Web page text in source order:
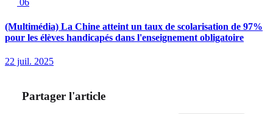
06
(Multimédia) La Chine atteint un taux de scolarisation de 97%
pour les élèves handicapés dans l'enseignement obligatoire
22 juil. 2025
Partager l'article